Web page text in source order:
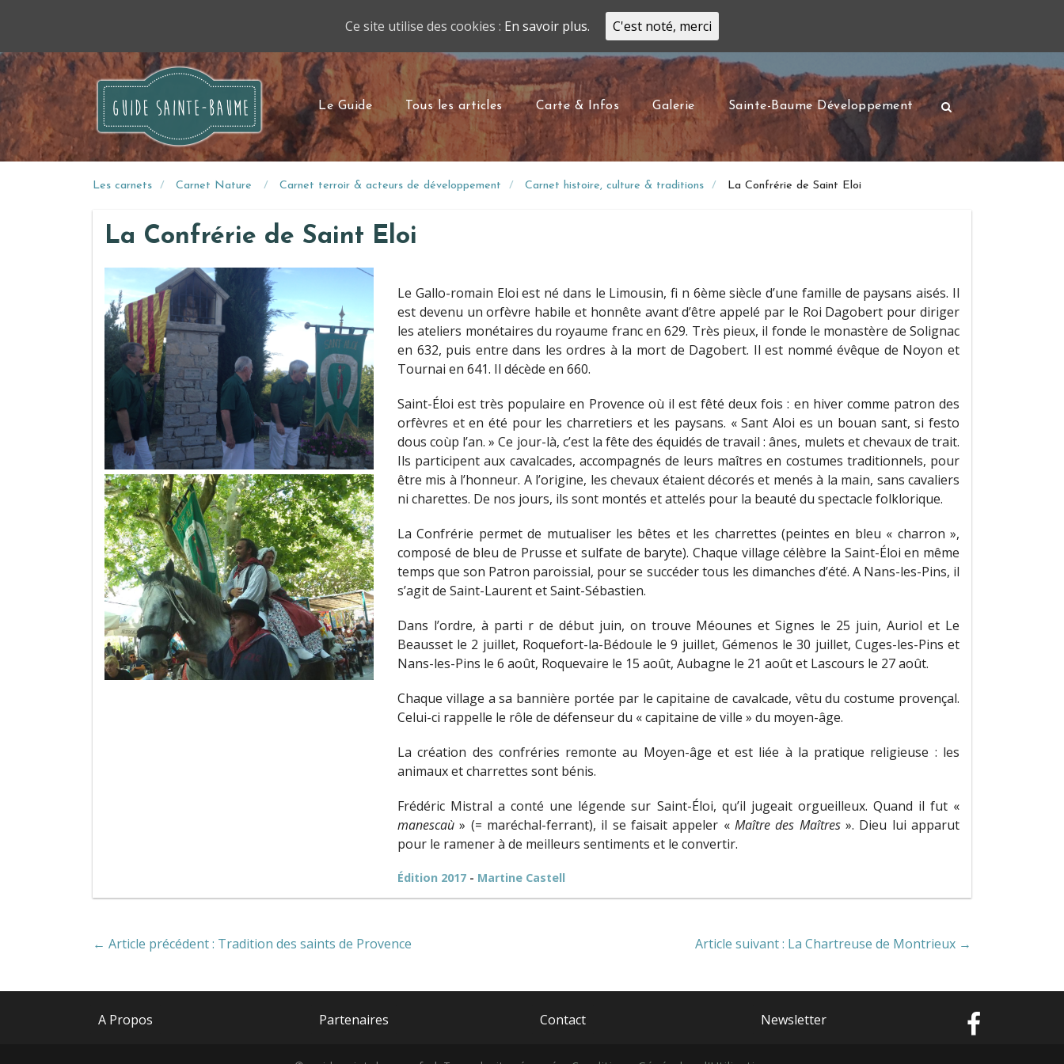
Le Guide Tous les articles Carte & Infos Galerie Sainte-Baume Développement
Les carnets Carnet Nature Carnet terroir & acteurs de développement Carnet histoire, culture & traditions La Confrérie de Saint Eloi
La Confrérie de Saint Eloi
Le Gallo-romain Eloi est né dans le Limousin, fi n 6ème siècle d’une famille de paysans aisés. Il
est devenu un orfèvre habile et honnête avant d’être appelé par le Roi Dagobert pour diriger
les ateliers monétaires du royaume franc en 629. Très pieux, il fonde le monastère de Solignac
en 632, puis entre dans les ordres à la mort de Dagobert. Il est nommé évêque de Noyon et
Tournai en 641. Il décède en 660.
Saint-Éloi est très populaire en Provence où il est fêté deux fois : en hiver comme patron des
orfèvres et en été pour les charretiers et les paysans. « Sant Aloi es un bouan sant, si festo
dous coùp l’an. » Ce jour-là, c’est la fête des équidés de travail : ânes, mulets et chevaux de trait.
Ils participent aux cavalcades, accompagnés de leurs maîtres en costumes traditionnels, pour
être mis à l’honneur. A l’origine, les chevaux étaient décorés et menés à la main, sans cavaliers
ni charettes. De nos jours, ils sont montés et attelés pour la beauté du spectacle folklorique.
La Confrérie permet de mutualiser les bêtes et les charrettes (peintes en bleu « charron »,
composé de bleu de Prusse et sulfate de baryte). Chaque village célèbre la Saint-Éloi en même
temps que son Patron paroissial, pour se succéder tous les dimanches d’été. A Nans-les-Pins, il
s’agit de Saint-Laurent et Saint-Sébastien.
Dans l’ordre, à parti r de début juin, on trouve Méounes et Signes le 25 juin, Auriol et Le
Beausset le 2 juillet, Roquefort-la-Bédoule le 9 juillet, Gémenos le 30 juillet, Cuges-les-Pins et
Nans-les-Pins le 6 août, Roquevaire le 15 août, Aubagne le 21 août et Lascours le 27 août.
Chaque village a sa bannière portée par le capitaine de cavalcade, vêtu du costume provençal.
Celui-ci rappelle le rôle de défenseur du « capitaine de ville » du moyen-âge.
La création des confréries remonte au Moyen-âge et est liée à la pratique religieuse : les
animaux et charrettes sont bénis.
Frédéric Mistral a conté une légende sur Saint-Éloi, qu’il jugeait orgueilleux. Quand il fut «
manescaù» (= maréchal-ferrant), il se faisait appeler «Maître des Maîtres». Dieu lui apparut
pour le ramener à de meilleurs sentiments et le convertir.
Édition 2017 - Martine Castell
← Article précédent : Tradition des saints de Provence Article suivant : La Chartreuse de Montrieux →
A Propos Partenaires Contact Newsletter
Ce site utilise des cookies : En savoir plus. C'est noté, merci